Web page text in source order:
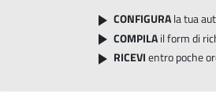
play_arrow CONFIGURA la tua
play_arrow COMPILA il form di
play_arrow RICEVI entro poche